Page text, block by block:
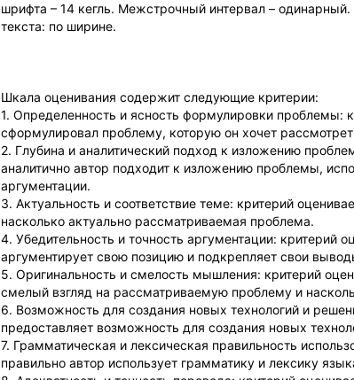
шрифта – 14 кегль. Межстрочный интервал –
текста: по ширине.
Шкала оценивания содержит следующие критерии:
1. Определенность и ясность формулировки проблемы:
сформулировал проблему, которую он хочет
2. Глубина и аналитический подход к изложению
аналитично автор подходит к изложению проблемы,
аргументации.
3. Актуальность и соответствие теме: критерий
насколько актуально рассматриваемая проблема.
4. Убедительность и точность аргументации: критерий
аргументирует свою позицию и подкрепляет свои
5. Оригинальность и смелость мышления: критерий
смелый взгляд на рассматриваемую проблему и
6. Возможность для создания новых технологий и
предоставляет возможность для создания новых
7. Грамматическая и лексическая правильность
правильно автор использует грамматику и лексику